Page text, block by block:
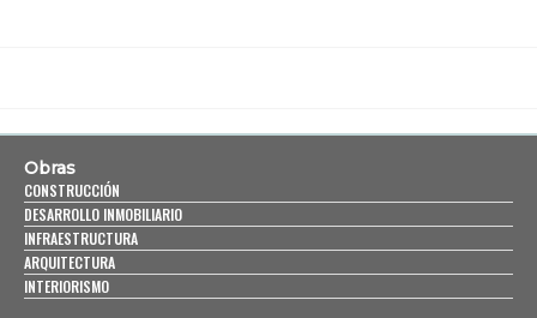
Obras
CONSTRUCCIÓN
DESARROLLO INMOBILIARIO
INFRAESTRUCTURA
ARQUITECTURA
INTERIORISMO